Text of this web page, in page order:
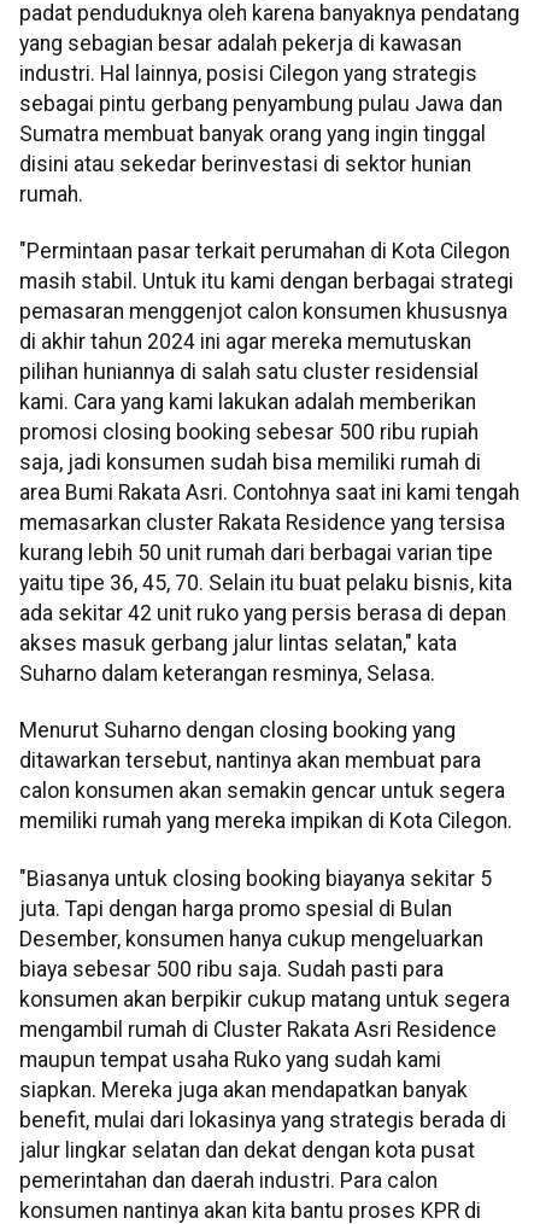
padat penduduknya oleh karena banyaknya pendatang
yang sebagian besar adalah pekerja di kawasan
industri. Hal lainnya, posisi Cilegon yang strategis
sebagai pintu gerbang penyambung pulau Jawa dan
Sumatra membuat banyak orang yang ingin tinggal
disini atau sekedar berinvestasi di sektor hunian
rumah.
"Permintaan pasar terkait perumahan di Kota Cilegon
masih stabil. Untuk itu kami dengan berbagai strategi
pemasaran menggenjot calon konsumen khususnya
di akhir tahun 2024 ini agar mereka memutuskan
pilihan huniannya di salah satu cluster residensial
kami. Cara yang kami lakukan adalah memberikan
promosi closing booking sebesar 500 ribu rupiah
saja, jadi konsumen sudah bisa memiliki rumah di
area Bumi Rakata Asri. Contohnya saat ini kami tengah
memasarkan cluster Rakata Residence yang tersisa
kurang lebih 50 unit rumah dari berbagai varian tipe
yaitu tipe 36, 45, 70. Selain itu buat pelaku bisnis, kita
ada sekitar 42 unit ruko yang persis berasa di depan
akses masuk gerbang jalur lintas selatan," kata
Suharno dalam keterangan resminya, Selasa.
Menurut Suharno dengan closing booking yang
ditawarkan tersebut, nantinya akan membuat para
calon konsumen akan semakin gencar untuk segera
memiliki rumah yang mereka impikan di Kota Cilegon.
"Biasanya untuk closing booking biayanya sekitar 5
juta. Tapi dengan harga promo spesial di Bulan
Desember, konsumen hanya cukup mengeluarkan
biaya sebesar 500 ribu saja. Sudah pasti para
konsumen akan berpikir cukup matang untuk segera
mengambil rumah di Cluster Rakata Asri Residence
maupun tempat usaha Ruko yang sudah kami
siapkan. Mereka juga akan mendapatkan banyak
benefit, mulai dari lokasinya yang strategis berada di
jalur lingkar selatan dan dekat dengan kota pusat
pemerintahan dan daerah industri. Para calon
konsumen nantinya akan kita bantu proses KPR di